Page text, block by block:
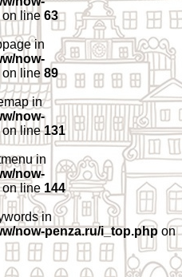
on line 63
in
now-
on line 89
in
now-
on line131
in
now-
on line 144
in
now-penza.ru/i_top.php on